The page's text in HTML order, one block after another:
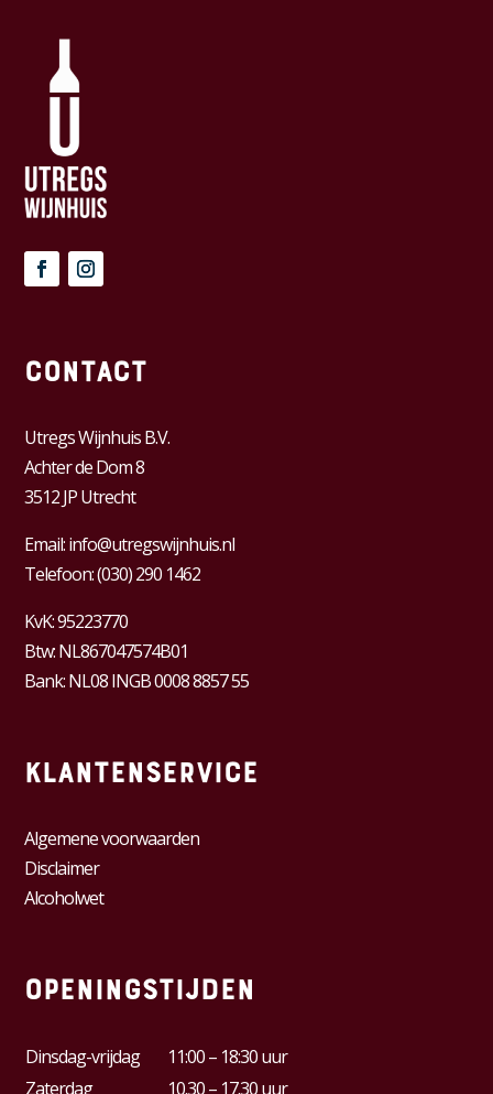
Contact
Utregs Wijnhuis B.V.
Achter de Dom 8
3512 JP Utrecht
Email:info@utregswijnhuis.nl
Telefoon:(030) 290 1462
KvK:95223770
Btw:NL867047574B01
Bank: NL08 INGB 0008 8857 55
Klantenservice
Algemene voorwaarden
Disclaimer
Alcoholwet
Openingstijden
Dinsdag-vrijdag
11:00 – 18:30 uur
Zaterdag
10.30 – 17.30 uur